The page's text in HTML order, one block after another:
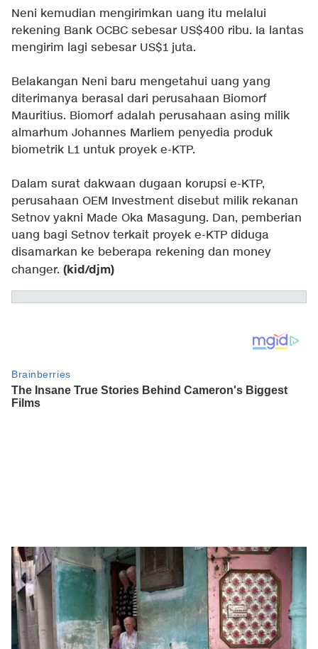
Neni kemudian mengirimkan uang itu melalui
rekening Bank OCBC sebesar US$400 ribu. Ia lantas
mengirim lagi sebesar US$1 juta.
Belakangan Neni baru mengetahui uang yang
diterimanya berasal dari perusahaan Biomorf
Mauritius. Biomorf adalah perusahaan asing milik
almarhum Johannes Marliem penyedia produk
biometrik L1 untuk proyek e-KTP.
Dalam surat dakwaan dugaan korupsi e-KTP,
perusahaan OEM Investment disebut milik rekanan
Setnov yakni Made Oka Masagung. Dan, pemberian
uang bagi Setnov terkait proyek e-KTP diduga
disamarkan ke beberapa rekening dan money
changer. (kid/djm)